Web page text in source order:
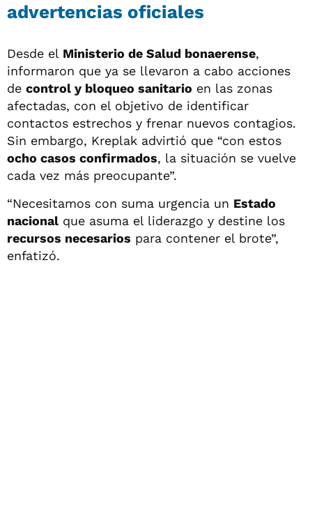
advertencias oficiales
Desde el Ministerio de Salud bonaerense,
informaron que ya se llevaron a cabo acciones
de control y bloqueo sanitario en las zonas
afectadas, con el objetivo de identificar
contactos estrechos y frenar nuevos contagios.
Sin embargo, Kreplak advirtió que “con estos
ocho casos confirmados, la situación se vuelve
cada vez más preocupante”.
“Necesitamos con suma urgencia un Estado
nacional que asuma el liderazgo y destine los
recursos necesarios para contener el brote”,
enfatizó.